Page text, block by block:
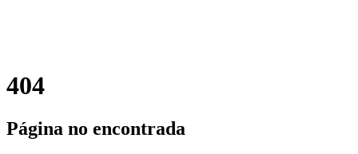
404
Página no encontrada